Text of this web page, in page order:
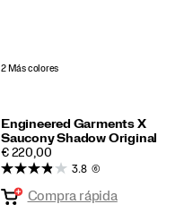
Lista de deseos
2 Más colores
Engineered Garments X
Saucony Shadow Original
PRICE
€ 220,00
3.8 (6)
Compra rápida